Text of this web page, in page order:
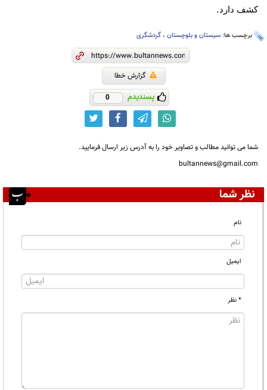
کشف دارد.
برچسب ها: سیستان و بلوچستان ، گردشگری
گزارش خطا
پسندیدم 0
شما می توانید مطالب و تصاویر خود را به آدرس زیر ارسال فرمایید.
bultannews@gmail.com
نظر شما
نام
ایمیل
* نظر